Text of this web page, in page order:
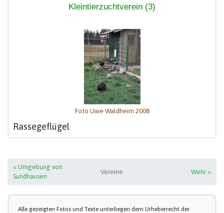
Kleintierzuchtverein (3)
Foto Uwe Waldheim 2008
Rassegeflügel
< Umgebung von
Sundhausen
Vereine Wehr >
Alle gezeigten Fotos und Texte unterliegen dem Urheberrecht der